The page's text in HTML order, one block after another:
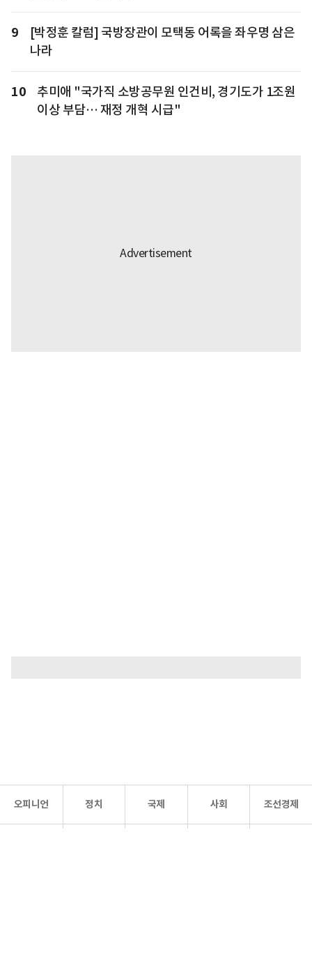
9
[박정훈 칼럼] 국방장관이 모택동 어록을 좌우명 삼은
나라
10
추미애 "국가직 소방공무원 인건비, 경기도가 1조원
이상 부담… 재정 개혁 시급"
오피니언 정치 국제 사회 조선경제